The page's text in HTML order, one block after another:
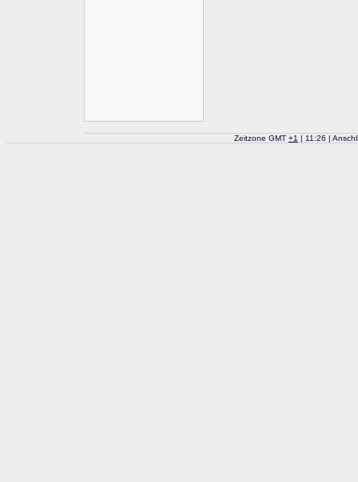
Zeitzone GMT +1 | 11:26 |